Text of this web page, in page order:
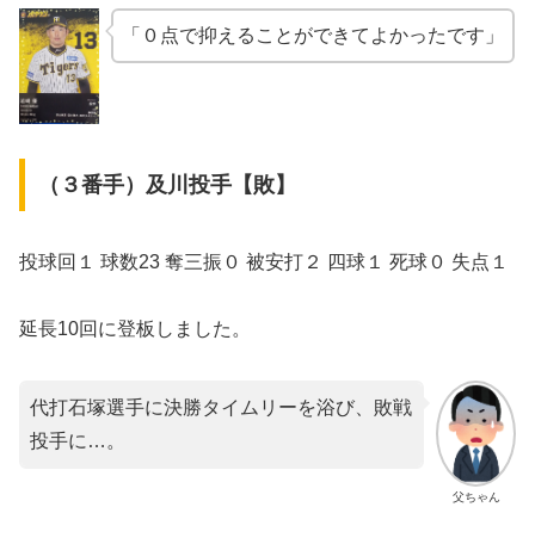
「０点で抑えることができてよかったです」
（３番手）及川投手【敗】
投球回１ 球数23 奪三振０ 被安打２ 四球１ 死球０ 失点１
延長10回に登板しました。
父ちゃん
代打石塚選手に決勝タイムリーを浴び、敗戦
投手に…。